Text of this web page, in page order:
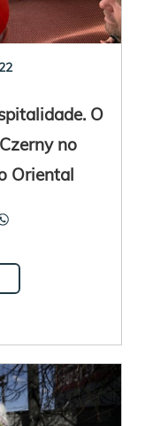
O
no
Oriental